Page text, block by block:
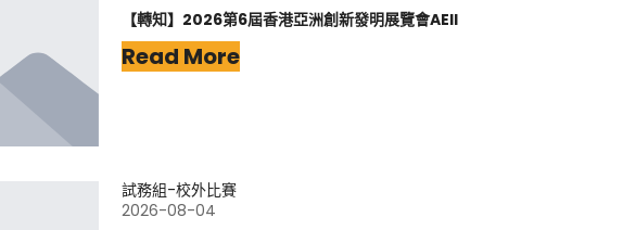
【轉知】2026第6屆香港亞洲創新發明展覽會AEII
Read More
試務組-校外比賽
2026-08-04